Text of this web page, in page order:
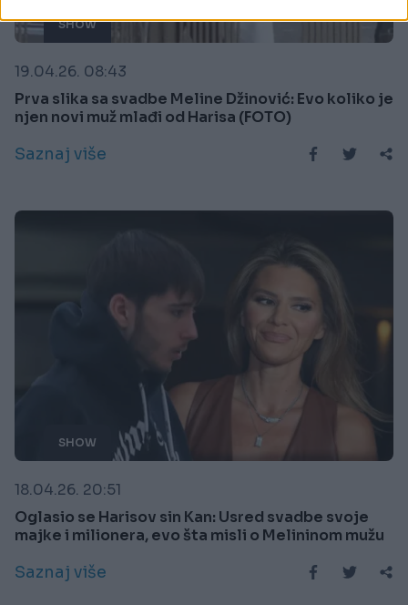
SHOW
19.04.26. 08:43
Prva slika sa svadbe Meline Džinović: Evo koliko je
njen novi muž mlađi od Harisa (FOTO)
Saznaj više
SHOW
18.04.26. 20:51
Oglasio se Harisov sin Kan: Usred svadbe svoje
majke i milionera, evo šta misli o Melininom mužu
Saznaj više